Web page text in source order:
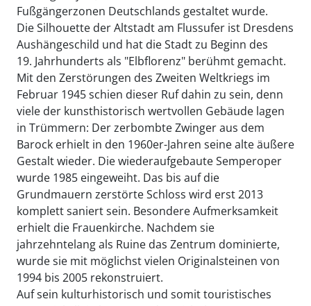
Fußgängerzonen Deutschlands gestaltet wurde.
Die Silhouette der Altstadt am Flussufer ist Dresdens
Aushängeschild und hat die Stadt zu Beginn des
19. Jahrhunderts als "Elbflorenz" berühmt gemacht.
Mit den Zerstörungen des Zweiten Weltkriegs im
Februar 1945 schien dieser Ruf dahin zu sein, denn
viele der kunsthistorisch wertvollen Gebäude lagen
in Trümmern: Der zerbombte Zwinger aus dem
Barock erhielt in den 1960er-Jahren seine alte äußere
Gestalt wieder. Die wiederaufgebaute Semperoper
wurde 1985 eingeweiht. Das bis auf die
Grundmauern zerstörte Schloss wird erst 2013
komplett saniert sein. Besondere Aufmerksamkeit
erhielt die Frauenkirche. Nachdem sie
jahrzehntelang als Ruine das Zentrum dominierte,
wurde sie mit möglichst vielen Originalsteinen von
1994 bis 2005 rekonstruiert.
Auf sein kulturhistorisch und somit touristisches